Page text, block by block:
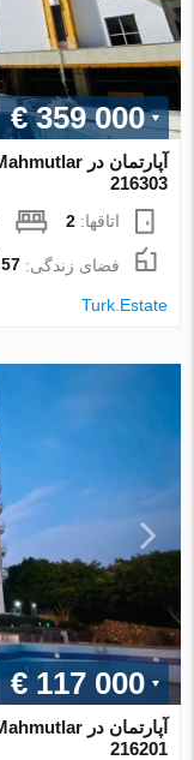
€ 359 000
216303
اتاقها:2
فضای زندگی:57 m
Turk.Estate
€ 117 000
216201